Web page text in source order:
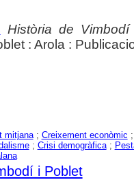
Història de
: Arola :
mitjana; Creixement econòmic
; Crisi demogràfica;
i Poblet